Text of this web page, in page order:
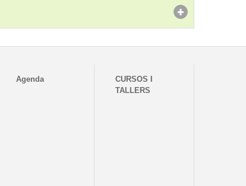
Agenda
CURSOS I
TALLERS